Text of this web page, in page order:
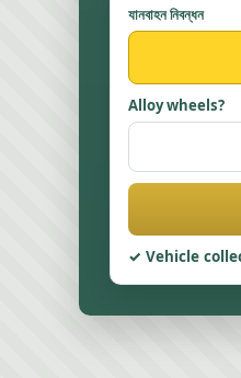
যানবাহন নিবন্ধন
Alloy wheels?
Vehicle